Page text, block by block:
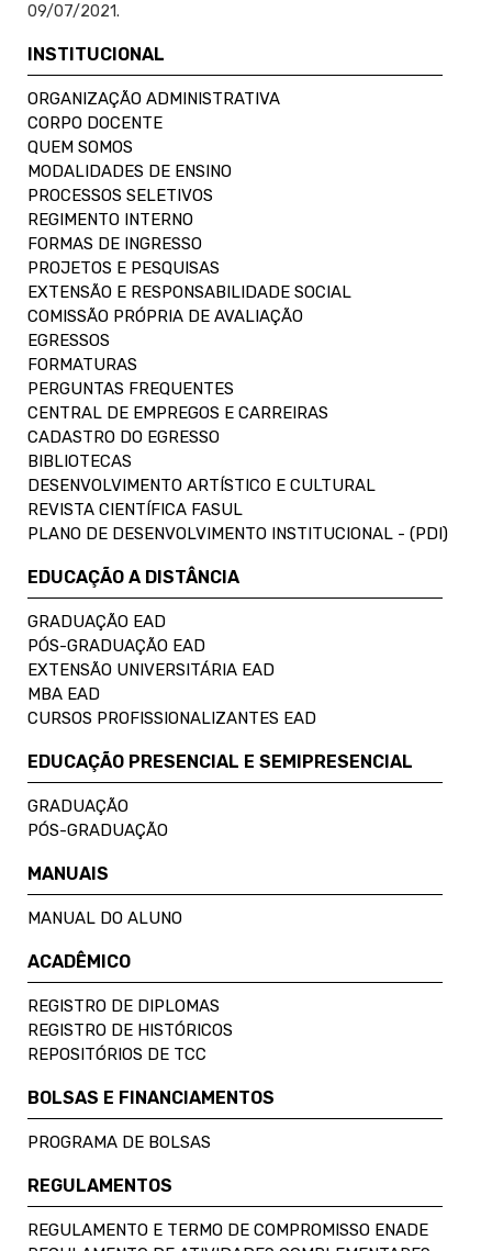
09/07/2021.
INSTITUCIONAL
ORGANIZAÇÃO ADMINISTRATIVA
CORPO DOCENTE
QUEM SOMOS
MODALIDADES DE ENSINO
PROCESSOS SELETIVOS
REGIMENTO INTERNO
FORMAS DE INGRESSO
PROJETOS E PESQUISAS
EXTENSÃO E RESPONSABILIDADE SOCIAL
COMISSÃO PRÓPRIA DE AVALIAÇÃO
EGRESSOS
FORMATURAS
PERGUNTAS FREQUENTES
CENTRAL DE EMPREGOS E CARREIRAS
CADASTRO DO EGRESSO
BIBLIOTECAS
DESENVOLVIMENTO ARTÍSTICO E CULTURAL
REVISTA CIENTÍFICA FASUL
PLANO DE DESENVOLVIMENTO INSTITUCIONAL - (PDI)
EDUCAÇÃO A DISTÂNCIA
GRADUAÇÃO EAD
PÓS-GRADUAÇÃO EAD
EXTENSÃO UNIVERSITÁRIA EAD
MBA EAD
CURSOS PROFISSIONALIZANTES EAD
EDUCAÇÃO PRESENCIAL E SEMIPRESENCIAL
GRADUAÇÃO
PÓS-GRADUAÇÃO
MANUAIS
MANUAL DO ALUNO
ACADÊMICO
REGISTRO DE DIPLOMAS
REGISTRO DE HISTÓRICOS
REPOSITÓRIOS DE TCC
BOLSAS E FINANCIAMENTOS
PROGRAMA DE BOLSAS
REGULAMENTOS
REGULAMENTO E TERMO DE COMPROMISSO ENADE